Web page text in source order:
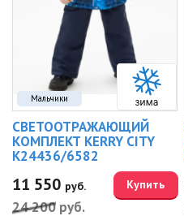
Мальчики
СВЕТООТРАЖАЮЩИЙ
КОМПЛЕКТ KERRY CITY
K24436/6582
11 550 руб.
24 200 руб.
Купить